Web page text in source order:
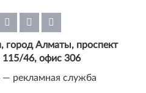
город Алматы, проспект
46, офис 306
рекламная служба